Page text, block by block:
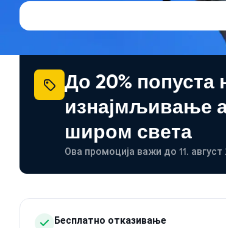
До 20% попуста
изнајмљивање
широм света
Ова промоција важи до 11.
Бесплатно отказивање